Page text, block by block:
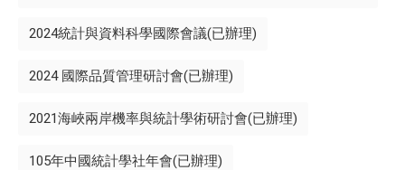
2024統計與資料科學國際會議(已辦理)
2024 國際品質管理研討會(已辦理)
2021海峽兩岸機率與統計學術研討會(已辦理)
105年中國統計學社年會(已辦理)